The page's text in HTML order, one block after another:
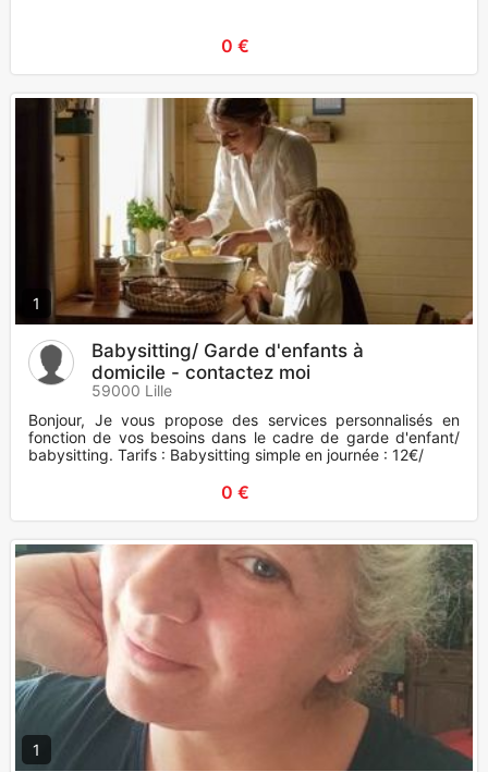
0 €
1
Babysitting/ Garde d'enfants à
domicile - contactez moi
59000 Lille
Bonjour, Je vous propose des services personnalisés en
fonction de vos besoins dans le cadre de garde d'enfant/
babysitting. Tarifs : Babysitting simple en journée : 12€/
0 €
1